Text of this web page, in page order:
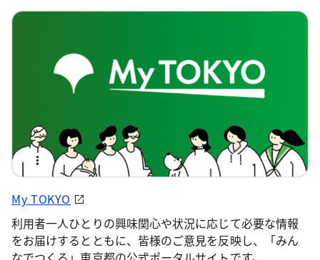
My TOKYO
利用者一人ひとりの興味関心や状況に応じて必要な情報
をお届けするとともに、皆様のご意見を反映し、「みん